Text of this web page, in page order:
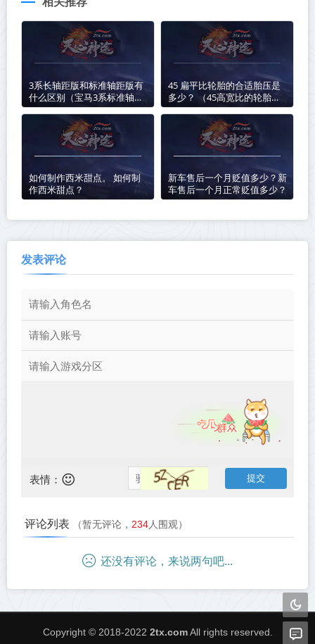
3系长轴距版和标准轴距版有
什么区别（宝马3系标准轴距
版和长轴距版的区别）
45 扁平比轮胎的合适胎压是
多少？ （45高宽比的轮胎好
吗？）
如何制作西米甜点。 如何制
作西米甜点？
新车售后一个月贬值多少？新
车售后一个月正常贬值多少？
发表评论
表情：
评论列表 （暂无评论， 234人围观）
还没有评论，来说两句吧...
Copyright © 2018-2022 2tx.comAll rights reserved.